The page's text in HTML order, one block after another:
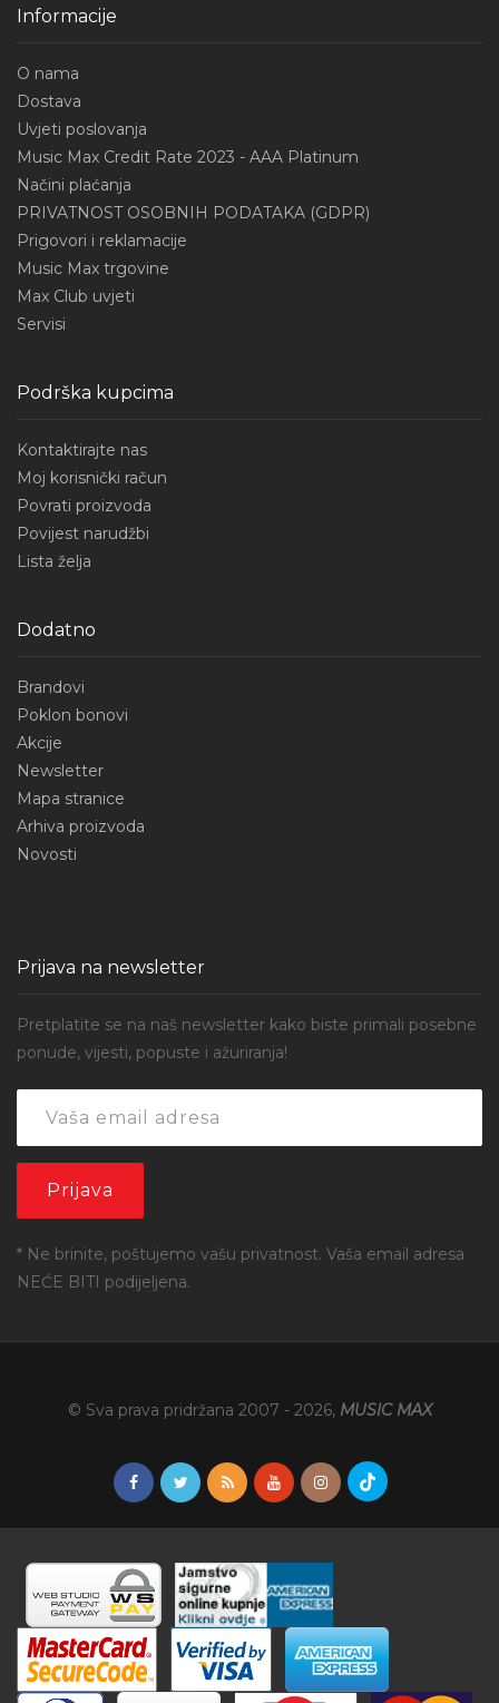
Informacije
O nama
Dostava
Uvjeti poslovanja
Music Max Credit Rate 2023 - AAA Platinum
Načini plaćanja
PRIVATNOST OSOBNIH PODATAKA (GDPR)
Prigovori i reklamacije
Music Max trgovine
Max Club uvjeti
Servisi
Podrška kupcima
Kontaktirajte nas
Moj korisnički račun
Povrati proizvoda
Povijest narudžbi
Lista želja
Dodatno
Brandovi
Poklon bonovi
Akcije
Newsletter
Mapa stranice
Arhiva proizvoda
Novosti
Prijava na newsletter
Pretplatite se na naš newsletter kako biste primali posebne
ponude, vijesti, popuste i ažuriranja!
* Ne brinite, poštujemo vašu privatnost. Vaša email adresa
NEĆE BITI podijeljena.
© Sva prava pridržana 2007 - 2026, MUSIC MAX